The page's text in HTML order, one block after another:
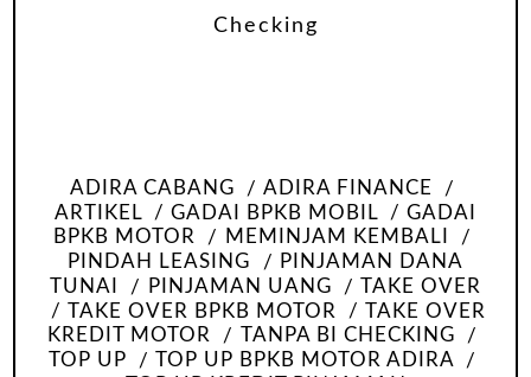
ADIRA CABANG
ADIRA FINANCE
ARTIKEL
GADAI BPKB MOBIL
GADAI
BPKB MOTOR
MEMINJAM KEMBALI
PINDAH LEASING
PINJAMAN DANA
TUNAI
PINJAMAN UANG
TAKE OVER
TAKE OVER BPKB MOTOR
TAKE OVER
KREDIT MOTOR
TANPA BI CHECKING
TOP UP
TOP UP BPKB MOTOR ADIRA